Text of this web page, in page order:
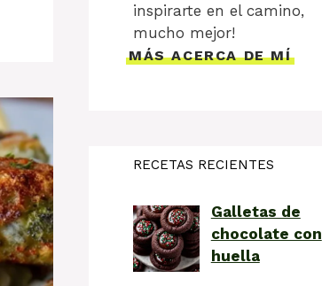
inspirarte en el camino,
mucho mejor!
MÁS ACERCA DE MÍ
RECETAS RECIENTES
Galletas de
chocolate con
huella